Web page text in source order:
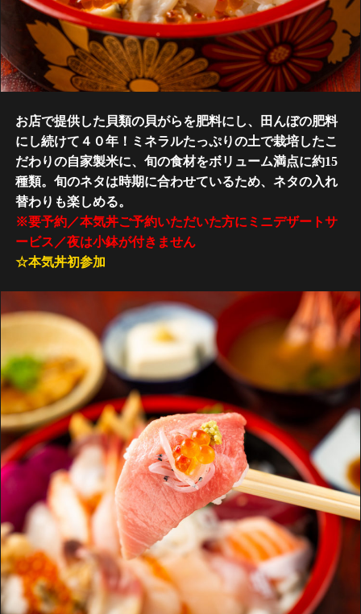
お店で提供した貝類の貝がらを肥料にし、田んぼの肥料
にし続けて４０年！ミネラルたっぷりの土で栽培したこ
だわりの自家製米に、旬の食材をボリューム満点に約15
種類。旬のネタは時期に合わせているため、ネタの入れ
替わりも楽しめる。
※要予約／本気丼ご予約いただいた方にミニデザートサ
ービス／夜は小鉢が付きません
☆本気丼初参加